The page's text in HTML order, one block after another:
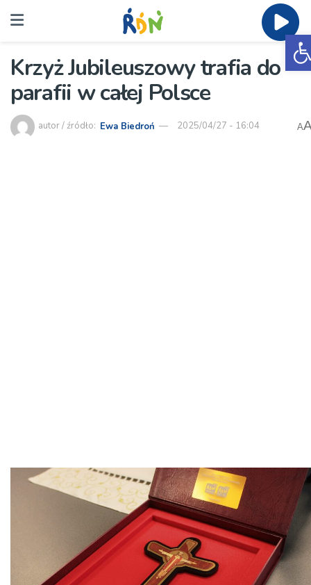
Krzyż Jubileuszowy trafia do
parafii w całej Polsce
autor / źródło: Ewa Biedroń 2025/04/27 - 16:04 A